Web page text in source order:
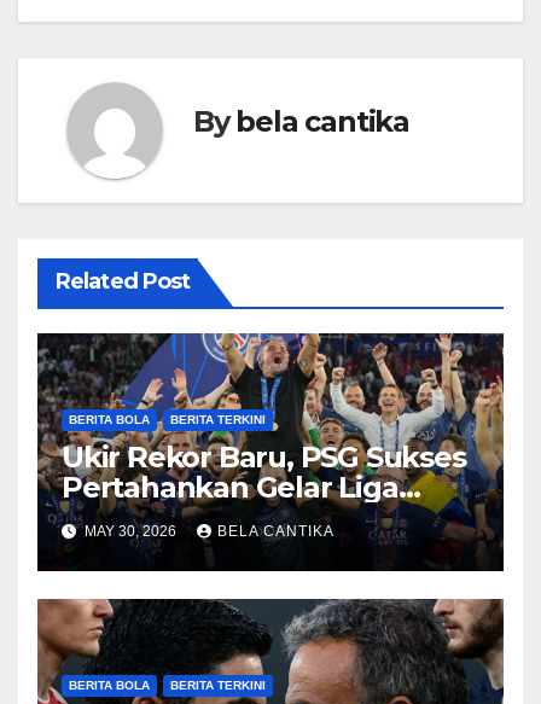
Bybela cantika
Related Post
BERITA BOLA BERITA TERKINI
Ukir Rekor Baru, PSG Sukses
Pertahankan Gelar Liga
Champions
MAY 30, 2026 BELA CANTIKA
BERITA BOLA BERITA TERKINI